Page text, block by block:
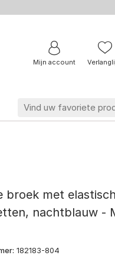
Mijn account
broek met
nachtblauw -
182183-804